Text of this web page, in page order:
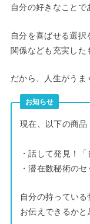
自分の好きなことで
自分を喜ばせる選
関係なども充実した
だから、人生がうま
お知らせ
現在、以下の商品
・話して発見！
・潜在数秘術の
自分の持ってい
お伝えできるかと